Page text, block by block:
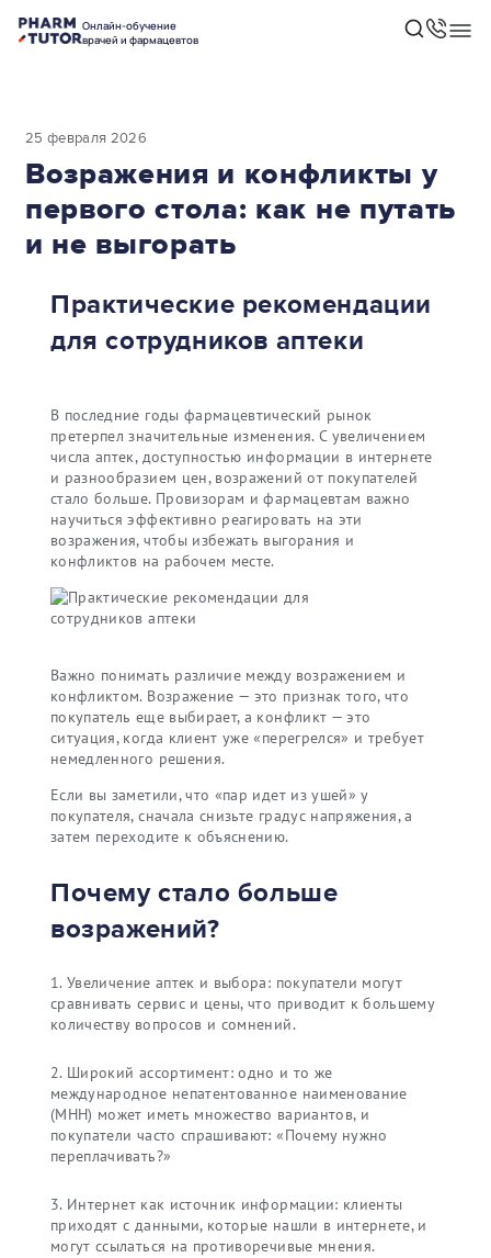
Онлайн-обучение
врачей и фармацевтов
25 февраля 2026
Возражения и конфликты у
первого стола: как не путать
и не выгорать
Практические рекомендации
для сотрудников аптеки
В последние годы фармацевтический рынок
претерпел значительные изменения. С увеличением
числа аптек, доступностью информации в интернете
и разнообразием цен, возражений от покупателей
стало больше. Провизорам и фармацевтам важно
научиться эффективно реагировать на эти
возражения, чтобы избежать выгорания и
конфликтов на рабочем месте.
Важно понимать различие между возражением и
конфликтом. Возражение — это признак того, что
покупатель еще выбирает, а конфликт — это
ситуация, когда клиент уже «перегрелся» и требует
немедленного решения.
Если вы заметили, что «пар идет из ушей» у
покупателя, сначала снизьте градус напряжения, а
затем переходите к объяснению.
Почему стало больше
возражений?
Увеличение аптек и выбора: покупатели могут
сравнивать сервис и цены, что приводит к большему
количеству вопросов и сомнений.
Широкий ассортимент: одно и то же
международное непатентованное наименование
(МНН) может иметь множество вариантов, и
покупатели часто спрашивают: «Почему нужно
переплачивать?»
Интернет как источник информации: клиенты
приходят с данными, которые нашли в интернете, и
могут ссылаться на противоречивые мнения.